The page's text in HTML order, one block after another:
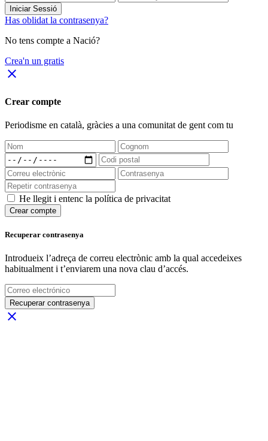
Iniciar Sessió
Has oblidat la contrasenya?
No tens compte a Nació?
Crea'n un gratis
close
Crear compte
Periodisme en català, gràcies a una comunitat de gent com tu
He llegit i entenc la política de privacitat
Crear compte
Recuperar contrasenya
Introdueix l’adreça de correu electrònic amb la qual accedeixes
habitualment i t’enviarem una nova clau d’accés.
Recuperar contrasenya
close